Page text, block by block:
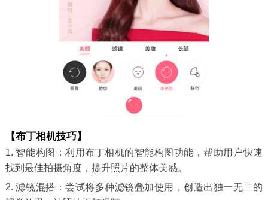
【布丁相机技巧】
1. 智能构图：利用布丁相机的智能构图功能，帮助用户快速
找到最佳拍摄角度，提升照片的整体美感。
2. 滤镜混搭：尝试将多种滤镜叠加使用，创造出独一无二的